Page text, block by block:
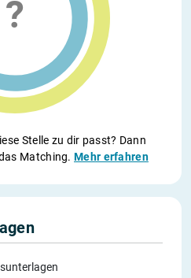
Stelle zu dir passt? Dann
Matching.Mehr erfahren